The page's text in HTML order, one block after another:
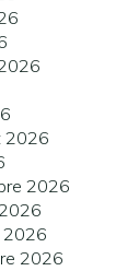
2026
2026
2026
2026